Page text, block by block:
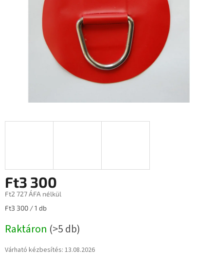
Ft3 300
Ft2 727 ÁFA nélkül
Egységár:
Ft3 300 / 1 db
Raktáron (>5 db)
Várható kézbesítés: 13.08.2026